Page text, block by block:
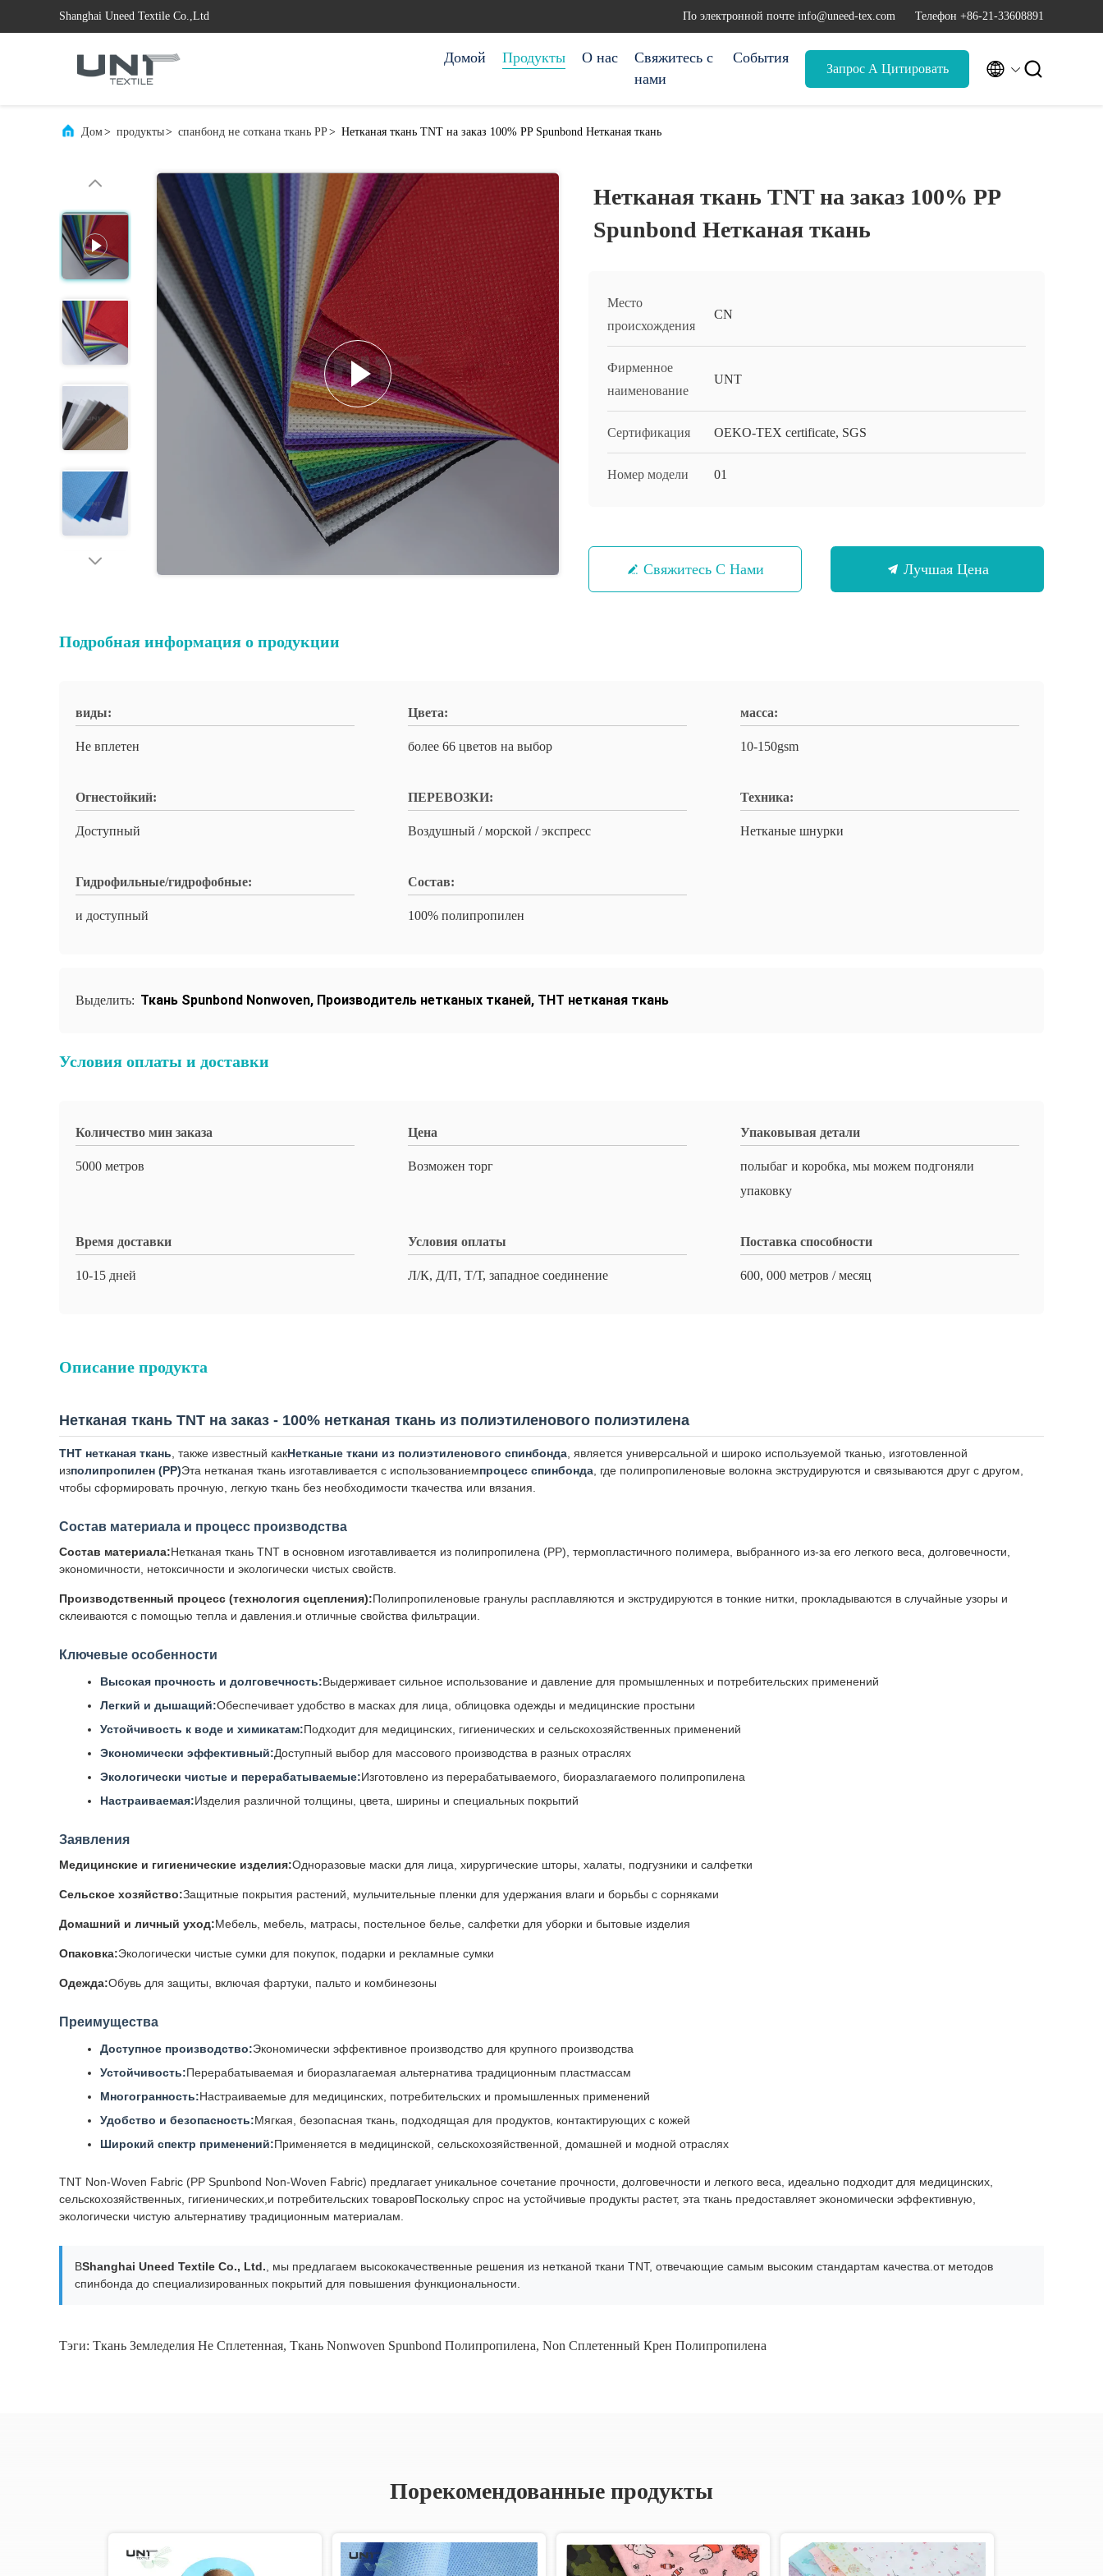
Shanghai Uneed Textile Co.,Ltd По электронной почте info@uneed-tex.com Телефон +86-21-33608891
Домой Продукты О нас
Свяжитесь с
нами
События
Запрос А Цитировать  
Дом> продукты> спанбонд не соткана ткань PP> Нетканая ткань TNT на заказ 100% PP Spunbond Нетканая ткань
Нетканая ткань TNT на заказ 100% PP
Spunbond Нетканая ткань
Место
происхождения
CN
Фирменное
наименование
UNT
Сертификация OEKO-TEX certificate, SGS
Номер модели 01
Свяжитесь С Нами Лучшая Цена
Подробная информация о продукции
виды:
Не вплетен
Цвета:
более 66 цветов на выбор
масса:
10-150gsm
Огнестойкий:
Доступный
ПЕРЕВОЗКИ:
Воздушный / морской / экспресс
Техника:
Нетканые шнурки
Гидрофильные/гидрофобные:
и доступный
Состав:
100% полипропилен
Выделить: Ткань Spunbond Nonwoven, Производитель нетканых тканей, ТНТ нетканая ткань
Условия оплаты и доставки
Количество мин заказа
5000 метров
Цена
Возможен торг
Упаковывая детали
полыбаг и коробка, мы можем подгоняли
упаковку
Время доставки
10-15 дней
Условия оплаты
Л/К, Д/П, Т/Т, западное соединение
Поставка способности
600, 000 метров / месяц
Описание продукта
Нетканая ткань TNT на заказ - 100% нетканая ткань из полиэтиленового полиэтилена
ТНТ нетканая ткань , также известный какНетканые ткани из полиэтиленового спинбонда , является универсальной и широко используемой тканью, изготовленной
изполипропилен (PP)Эта нетканая ткань изготавливается с использованиемпроцесс спинбонда , где полипропиленовые волокна экструдируются и связываются друг с другом,
чтобы сформировать прочную, легкую ткань без необходимости ткачества или вязания.
Состав материала и процесс производства
Состав материала:Нетканая ткань TNT в основном изготавливается из полипропилена (PP), термопластичного полимера, выбранного из-за его легкого веса, долговечности,
экономичности, нетоксичности и экологически чистых свойств.
Производственный процесс (технология сцепления):Полипропиленовые гранулы расплавляются и экструдируются в тонкие нитки, прокладываются в случайные узоры и
склеиваются с помощью тепла и давления.и отличные свойства фильтрации.
Ключевые особенности
Высокая прочность и долговечность:Выдерживает сильное использование и давление для промышленных и потребительских применений
Легкий и дышащий:Обеспечивает удобство в масках для лица, облицовка одежды и медицинские простыни
Устойчивость к воде и химикатам:Подходит для медицинских, гигиенических и сельскохозяйственных применений
Экономически эффективный:Доступный выбор для массового производства в разных отраслях
Экологически чистые и перерабатываемые:Изготовлено из перерабатываемого, биоразлагаемого полипропилена
Настраиваемая:Изделия различной толщины, цвета, ширины и специальных покрытий
Заявления
Медицинские и гигиенические изделия:Одноразовые маски для лица, хирургические шторы, халаты, подгузники и салфетки
Сельское хозяйство:Защитные покрытия растений, мульчительные пленки для удержания влаги и борьбы с сорняками
Домашний и личный уход:Мебель, мебель, матрасы, постельное белье, салфетки для уборки и бытовые изделия
Опаковка:Экологически чистые сумки для покупок, подарки и рекламные сумки
Одежда:Обувь для защиты, включая фартуки, пальто и комбинезоны
Преимущества
Доступное производство:Экономически эффективное производство для крупного производства
Устойчивость:Перерабатываемая и биоразлагаемая альтернатива традиционным пластмассам
Многогранность:Настраиваемые для медицинских, потребительских и промышленных применений
Удобство и безопасность:Мягкая, безопасная ткань, подходящая для продуктов, контактирующих с кожей
Широкий спектр применений:Применяется в медицинской, сельскохозяйственной, домашней и модной отраслях
TNT Non-Woven Fabric (PP Spunbond Non-Woven Fabric) предлагает уникальное сочетание прочности, долговечности и легкого веса, идеально подходит для медицинских,
сельскохозяйственных, гигиенических,и потребительских товаровПоскольку спрос на устойчивые продукты растет, эта ткань предоставляет экономически эффективную,
экологически чистую альтернативу традиционным материалам.
ВShanghai Uneed Textile Co., Ltd. , мы предлагаем высококачественные решения из нетканой ткани TNT, отвечающие самым высоким стандартам качества.от методов
спинбонда до специализированных покрытий для повышения функциональности.
Тэги: Ткань Земледелия Не Сплетенная, Ткань Nonwoven Spunbond Полипропилена, Non Сплетенный Крен Полипропилена
Порекомендованные продукты
Видео